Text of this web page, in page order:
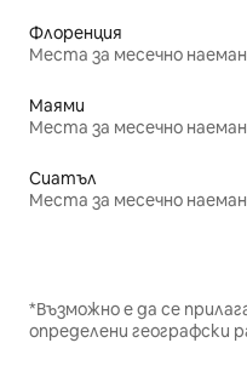
Флоренция
Места за месечно
Маями
Места за месечно
Сиатъл
Места за месечно
*Възможно е да се
определени географски